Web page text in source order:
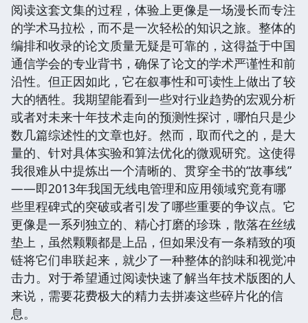
阅读这套文集的过程，体验上更像是一场漫长而专注
的学术马拉松，而不是一次轻松的知识之旅。整体的
编排和收录的论文质量无疑是可靠的，这得益于中国
通信学会的专业背书，确保了论文的学术严谨性和前
沿性。但正因如此，它在叙事性和可读性上做出了较
大的牺牲。我期望能看到一些对行业趋势的宏观分析
或者对未来十年技术走向的预测性探讨，哪怕只是少
数几篇综述性的文章也好。然而，取而代之的，是大
量的、针对具体实验和算法优化的微观研究。这使得
我很难从中提炼出一个清晰的、贯穿全书的“故事线”
——即2013年我国无线电管理和应用领域究竟有哪
些里程碑式的突破或者引发了哪些重要的争议点。它
更像是一系列独立的、精心打磨的珍珠，散落在丝绒
垫上，虽然颗颗都是上品，但如果没有一条精致的项
链将它们串联起来，就少了一种整体的韵味和视觉冲
击力。对于希望通过阅读快速了解当年技术版图的人
来说，需要花费极大的精力去拼凑这些碎片化的信
息。